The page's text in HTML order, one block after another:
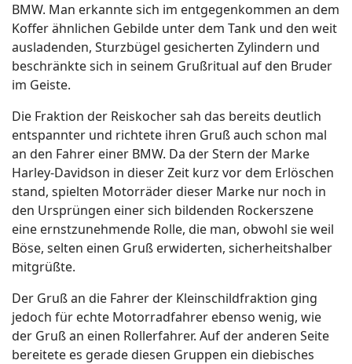
BMW. Man erkannte sich im entgegenkommen an dem
Koffer ähnlichen Gebilde unter dem Tank und den weit
ausladenden, Sturzbügel gesicherten Zylindern und
beschränkte sich in seinem Grußritual auf den Bruder
im Geiste.
Die Fraktion der Reiskocher sah das bereits deutlich
entspannter und richtete ihren Gruß auch schon mal
an den Fahrer einer BMW. Da der Stern der Marke
Harley-Davidson in dieser Zeit kurz vor dem Erlöschen
stand, spielten Motorräder dieser Marke nur noch in
den Ursprüngen einer sich bildenden Rockerszene
eine ernstzunehmende Rolle, die man, obwohl sie weil
Böse, selten einen Gruß erwiderten, sicherheitshalber
mitgrüßte.
Der Gruß an die Fahrer der Kleinschildfraktion ging
jedoch für echte Motorradfahrer ebenso wenig, wie
der Gruß an einen Rollerfahrer. Auf der anderen Seite
bereitete es gerade diesen Gruppen ein diebisches